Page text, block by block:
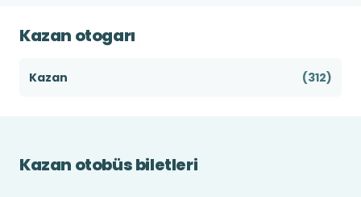
Kazan otogarı
Kazan (312)
Kazan otobüs biletleri